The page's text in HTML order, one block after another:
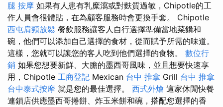
腿 按摩 如果有人患有乳糜瀉或對麩質過敏，Chipotle的工
作人員會很體貼，在為顧客服務時會更換手套。 Chipotle
西屯肩頸放鬆 餐飲服務讓客人自行選擇準備當地菜餚和
碗，他們可以添加自己選擇的食材，從而賦予所需的味道。
這樣，您就可以讓您的客人吃到他們選擇的食物。 數位行
銷 如果您想要新鮮、大膽的墨西哥風味，並且想要快速享
用，Chipotle 工商登記 Mexican 台中 推拿 Grill 台中 推拿
台中泰式按摩 就是您的最佳選擇。 西式外燴 這家休閒快餐
連鎖店供應墨西哥捲餅、炸玉米餅和碗，搭配您選擇的香